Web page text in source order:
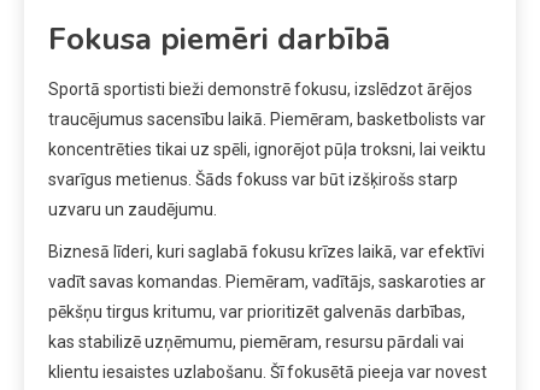
Fokusa piemēri darbībā
Sportā sportisti bieži demonstrē fokusu, izslēdzot ārējos
traucējumus sacensību laikā. Piemēram, basketbolists var
koncentrēties tikai uz spēli, ignorējot pūļa troksni, lai veiktu
svarīgus metienus. Šāds fokuss var būt izšķirošs starp
uzvaru un zaudējumu.
Biznesā līderi, kuri saglabā fokusu krīzes laikā, var efektīvi
vadīt savas komandas. Piemēram, vadītājs, saskaroties ar
pēkšņu tirgus kritumu, var prioritizēt galvenās darbības,
kas stabilizē uzņēmumu, piemēram, resursu pārdali vai
klientu iesaistes uzlabošanu. Šī fokusētā pieeja var novest